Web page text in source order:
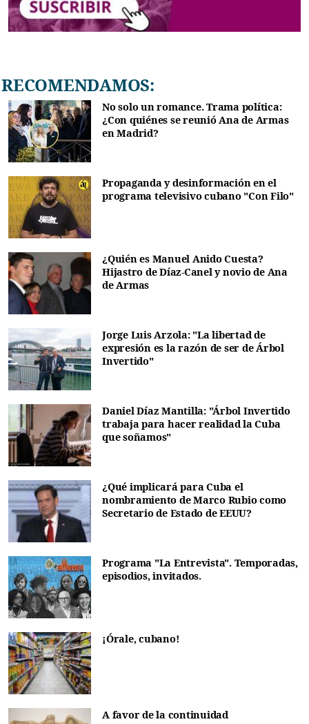
RECOMENDAMOS:
No solo un romance. Trama política:
¿Con quiénes se reunió Ana de Armas
en Madrid?
Propaganda y desinformación en el
programa televisivo cubano "Con Filo"
¿Quién es Manuel Anido Cuesta?
Hijastro de Díaz-Canel y novio de Ana
de Armas
Jorge Luis Arzola: "La libertad de
expresión es la razón de ser de Árbol
Invertido"
Daniel Díaz Mantilla: "Árbol Invertido
trabaja para hacer realidad la Cuba
que soñamos"
¿Qué implicará para Cuba el
nombramiento de Marco Rubio como
Secretario de Estado de EEUU?
Programa "La Entrevista". Temporadas,
episodios, invitados.
¡Órale, cubano!
A favor de la continuidad